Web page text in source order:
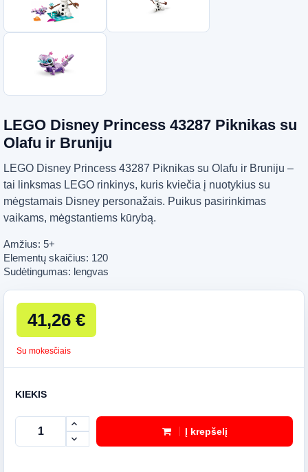
LEGO Disney Princess 43287 Piknikas su
Olafu ir Bruniju
LEGO Disney Princess 43287 Piknikas su Olafu ir Bruniju –
tai linksmas LEGO rinkinys, kuris kviečia į nuotykius su
mėgstamais Disney personažais. Puikus pasirinkimas
vaikams, mėgstantiems kūrybą.
Amžius: 5+
Elementų skaičius: 120
Sudėtingumas: lengvas
41,26 €
Su mokesčiais
KIEKIS
Į krepšelį